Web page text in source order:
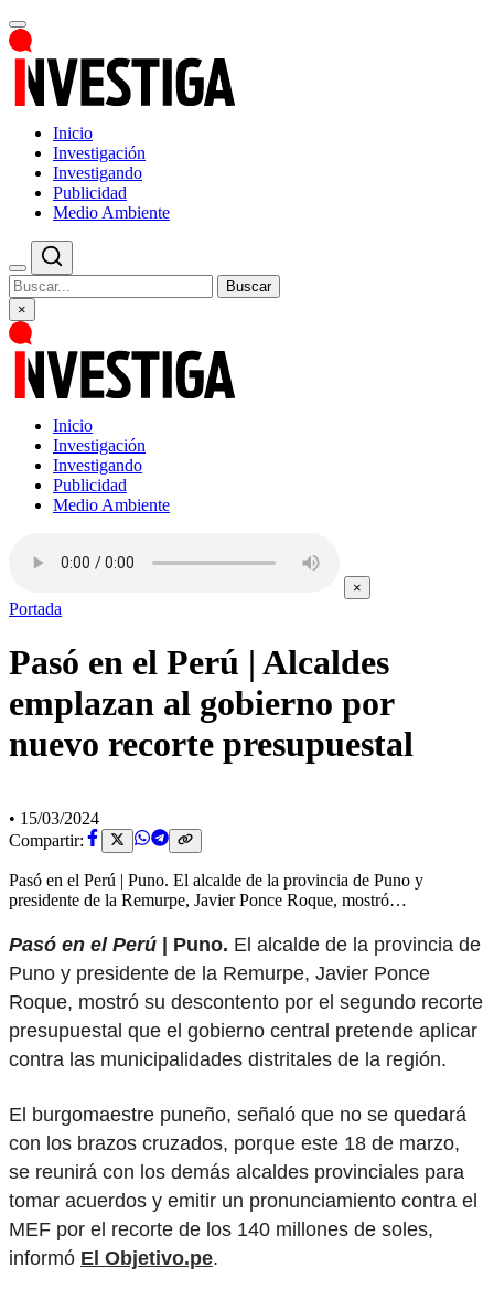
Inicio
Investigación
Investigando
Publicidad
Medio Ambiente
Buscar
×
Inicio
Investigación
Investigando
Publicidad
Medio Ambiente
×
Portada
Pasó en el Perú | Alcaldes
emplazan al gobierno por
nuevo recorte presupuestal
• 15/03/2024
Compartir:
Pasó en el Perú | Puno. El alcalde de la provincia de Puno y
presidente de la Remurpe, Javier Ponce Roque, mostró…
Pasó en el Perú | Puno. El alcalde de la provincia de
Puno y presidente de la Remurpe, Javier Ponce
Roque, mostró su descontento por el segundo recorte
presupuestal que el gobierno central pretende aplicar
contra las municipalidades distritales de la región.
El burgomaestre puneño, señaló que no se quedará
con los brazos cruzados, porque este 18 de marzo,
se reunirá con los demás alcaldes provinciales para
tomar acuerdos y emitir un pronunciamiento contra el
MEF por el recorte de los 140 millones de soles,
informó El Objetivo.pe.